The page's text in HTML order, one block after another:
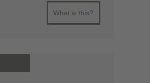
What is this?